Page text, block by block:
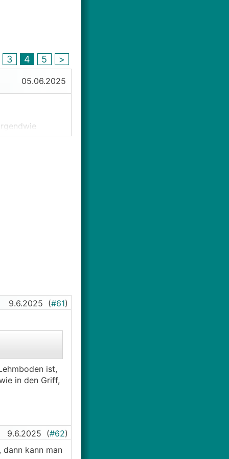
3 4 5 >
05.06.2025
RGK-FAQ und
9.6.2025 (#61)
ist,
in den Griff,
9.6.2025 (#62)
kann man